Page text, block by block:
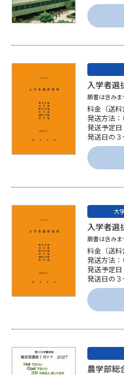
高等学校（情報）教員資格認定
試験
大学研究
大学で学べる内容や特徴
新増設大学・学部・学科特集
デジタルパンフレット
新学年スタート号特集ページ
（高3生用）
SELFBRAND特集ページ
オープンキャンパスなど
オープンキャンパス検索
来場型・Web型イベント特集
入学者選
願書は含みま
料金（送
発送方法
発送予定日
発送日の
大
入学者選
願書は含みま
料金（送
発送方法
発送予定日
発送日の
農学部総